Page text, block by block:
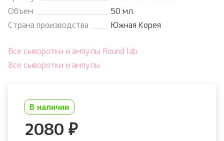
Объем
50 мл
Страна производства
Южная Корея
Все сыворотки и ампулы Round lab
Все сыворотки и ампулы
В наличии
2080 ₽